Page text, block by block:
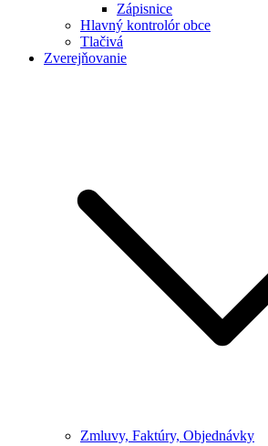
Zápisnice
Hlavný kontrolór obce
Tlačivá
Zverejňovanie
Zmluvy, Faktúry, Objednávky